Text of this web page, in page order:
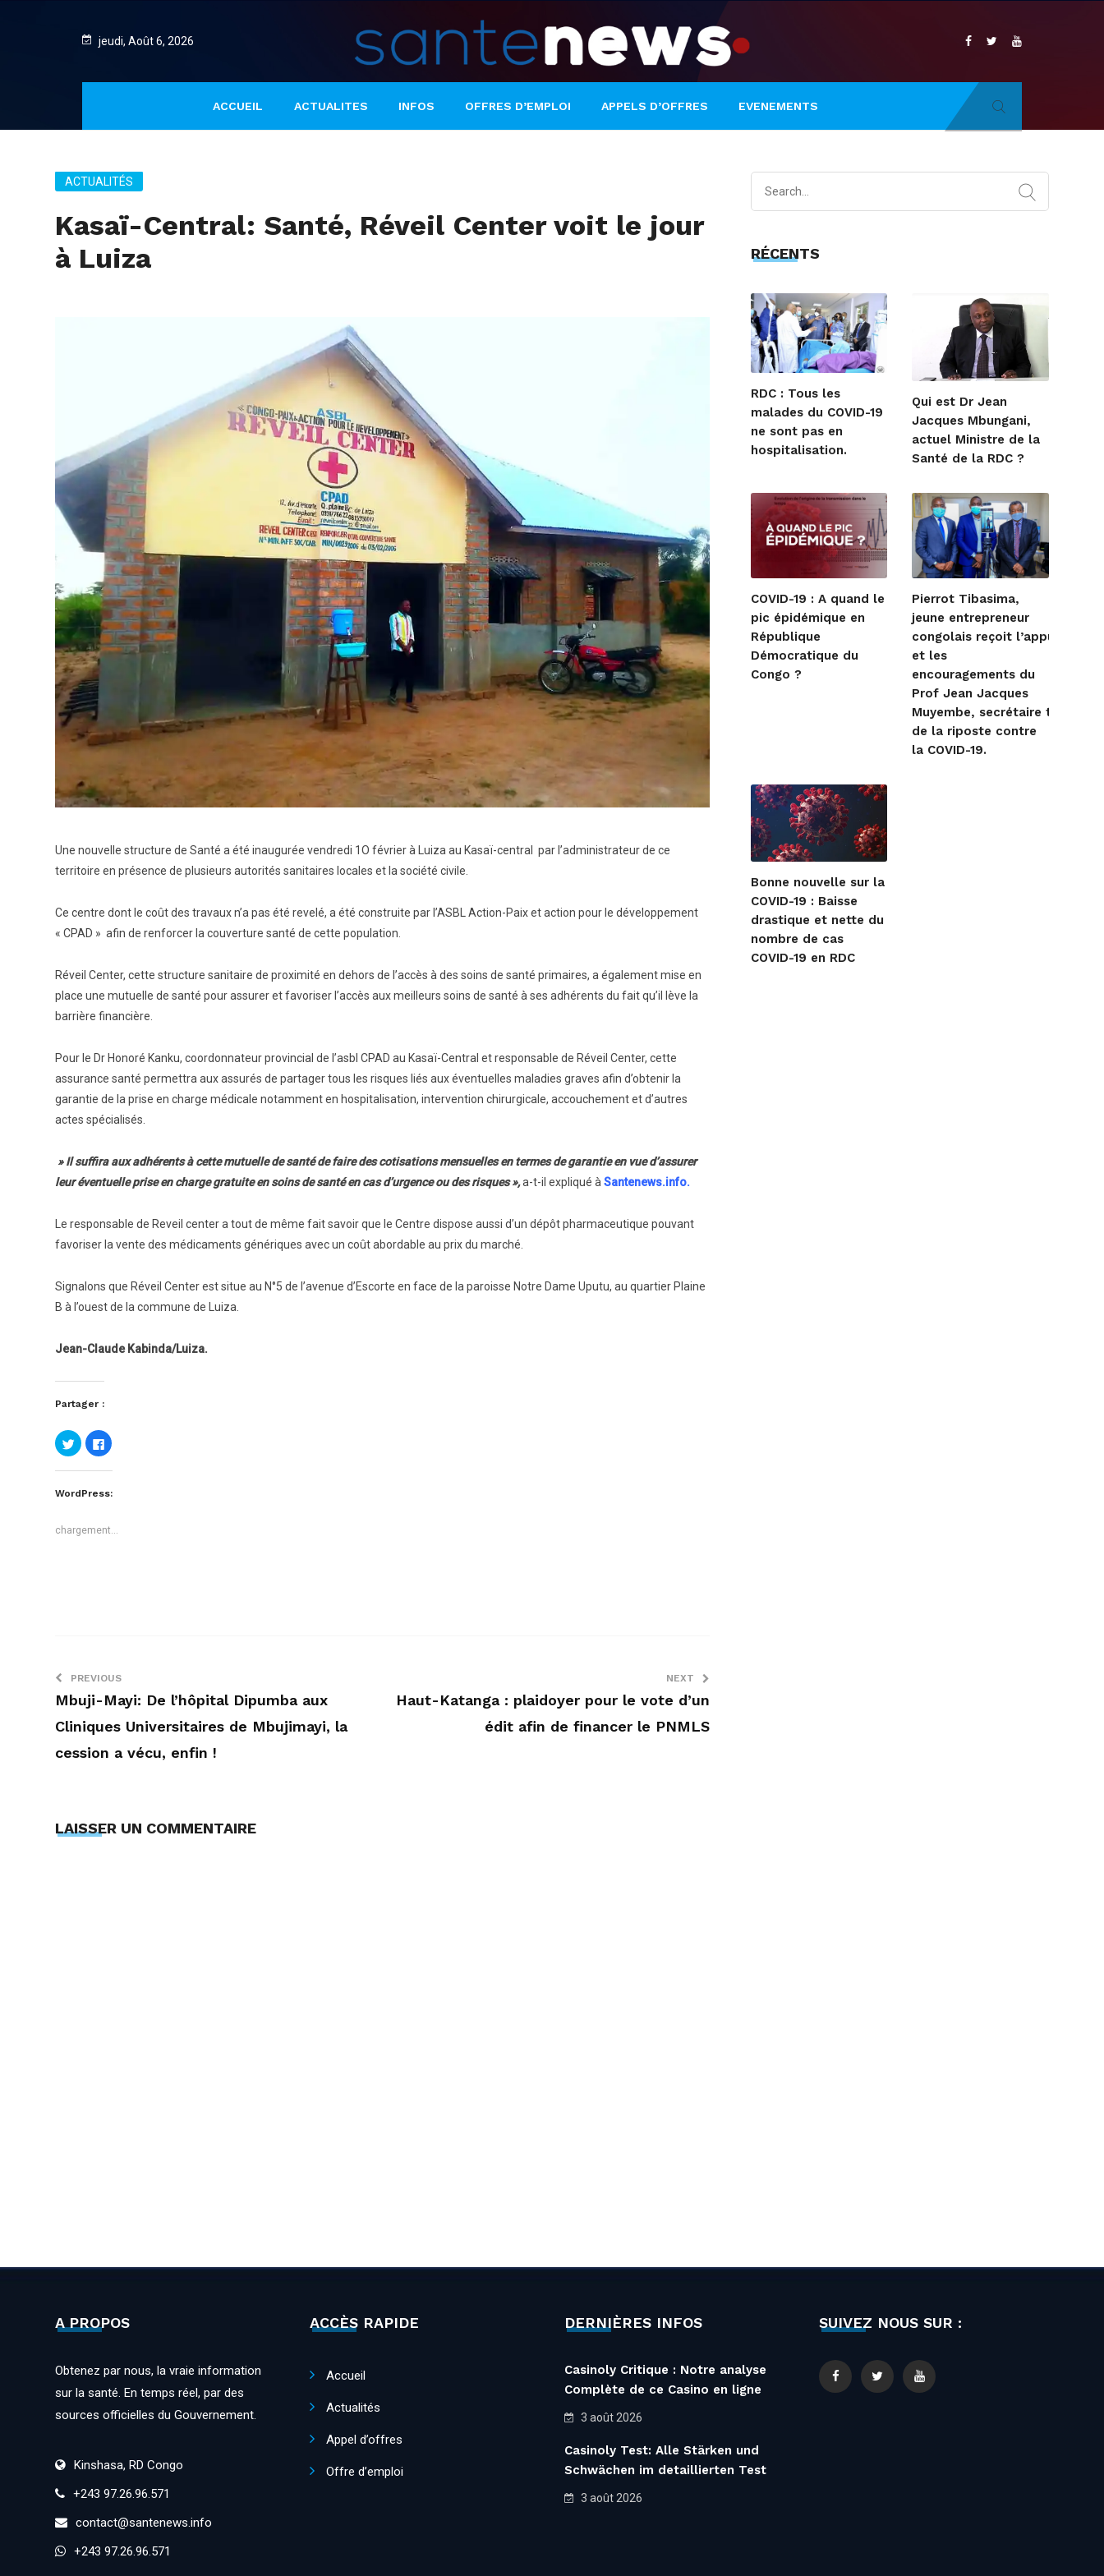
jeudi, Août 6, 2026
ACCUEIL ACTUALITES INFOS OFFRES D’EMPLOI APPELS D’OFFRES EVENEMENTS
ACTUALITÉS
Kasaï-Central: Santé, Réveil Center voit le jour
à Luiza
Une nouvelle structure de Santé a été inaugurée vendredi 1O février à Luiza au Kasaï-central par l’administrateur de ce
territoire en présence de plusieurs autorités sanitaires locales et la société civile.
Ce centre dont le coût des travaux n’a pas été revelé, a été construite par l’ASBL Action-Paix et action pour le développement
« CPAD » afin de renforcer la couverture santé de cette population.
Réveil Center, cette structure sanitaire de proximité en dehors de l’accès à des soins de santé primaires, a également mise en
place une mutuelle de santé pour assurer et favoriser l’accès aux meilleurs soins de santé à ses adhérents du fait qu’il lève la
barrière financière.
Pour le Dr Honoré Kanku, coordonnateur provincial de l’asbl CPAD au Kasaï-Central et responsable de Réveil Center, cette
assurance santé permettra aux assurés de partager tous les risques liés aux éventuelles maladies graves afin d’obtenir la
garantie de la prise en charge médicale notamment en hospitalisation, intervention chirurgicale, accouchement et d’autres
actes spécialisés.
» Il suffira aux adhérents à cette mutuelle de santé de faire des cotisations mensuelles en termes de garantie en vue d’assurer
leur éventuelle prise en charge gratuite en soins de santé en cas d’urgence ou des risques »,a-t-il expliqué àSantenews.info.
Le responsable de Reveil center a tout de même fait savoir que le Centre dispose aussi d’un dépôt pharmaceutique pouvant
favoriser la vente des médicaments génériques avec un coût abordable au prix du marché.
Signalons que Réveil Center est situe au N°5 de l’avenue d’Escorte en face de la paroisse Notre Dame Uputu, au quartier Plaine
B à l’ouest de la commune de Luiza.
Jean-Claude Kabinda/Luiza.
Partager :
Cliquez
pour
partager
sur
dans
une
Cliquez
pour
sur
dans
une
WordPress:
chargement…
PREVIOUS
Mbuji-Mayi: De l’hôpital Dipumba aux
Cliniques Universitaires de Mbujimayi, la
cession a vécu, enfin !
NEXT
Haut-Katanga : plaidoyer pour le vote d’un
édit afin de financer le PNMLS
LAISSER UN COMMENTAIRE
RÉCENTS
RDC : Tous les
malades du COVID-19
ne sont pas en
hospitalisation.
Qui est Dr Jean
Jacques Mbungani,
actuel Ministre de la
Santé de la RDC ?
COVID-19 : A quand le
pic épidémique en
République
Démocratique du
Congo ?
Pierrot Tibasima,
jeune entrepreneur
congolais reçoit l’appui
et les
encouragements du
Prof Jean Jacques
Muyembe, secrétaire
de la riposte contre
la COVID-19.
Bonne nouvelle sur la
COVID-19 : Baisse
drastique et nette du
nombre de cas
COVID-19 en RDC
A PROPOS
Obtenez par nous, la vraie information
sur la santé. En temps réel, par des
sources officielles du Gouvernement.
Kinshasa, RD Congo
+243 97.26.96.571
contact@santenews.info
+243 97.26.96.571
ACCÈS RAPIDE
Accueil
Actualités
Appel d’offres
Offre d’emploi
DERNIÈRES INFOS
Casinoly Critique : Notre analyse
Complète de ce Casino en ligne
3 août 2026
Casinoly Test: Alle Stärken und
Schwächen im detaillierten Test
3 août 2026
SUIVEZ NOUS SUR :